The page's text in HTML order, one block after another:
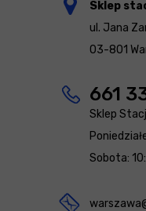
Sklep
ul. Jana
03-801
661
Sklep
Sobota: